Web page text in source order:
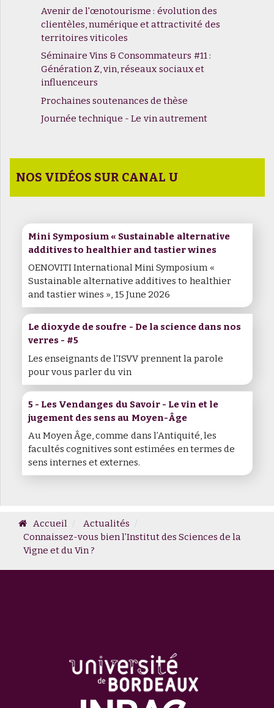
Avenir de l'œnotourisme : évolution des
clientèles, numérique et attractivité des
territoires viticoles
Séminaire Vins & Consommateurs #11 :
Génération Z, vin, réseaux sociaux et
influenceurs
Prochaines soutenances de thèse
Journée technique - Le vin autrement
NOS VIDÉOS SUR CANAL U
Mini Symposium « Sustainable alternative
additives to healthier and tastier wines
OENOVITI International Mini Symposium «
Sustainable alternative additives to healthier
and tastier wines », 15 June 2026
Le dioxyde de soufre - De la science dans nos
verres - #5
Les enseignants de l'ISVV prennent la parole
pour vous parler du vin
5 - Les Vendanges du Savoir - Le vin et le
jugement des sens au Moyen-Âge
Au Moyen Âge, comme dans l’Antiquité, les
facultés cognitives sont estimées en termes de
sens internes et externes.
Accueil
Actualités
Connaissez-vous bien l’Institut des Sciences de la
Vigne et du Vin ?